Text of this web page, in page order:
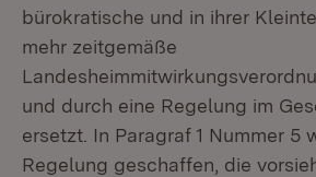
bürokratische und in ihrer
mehr zeitgemäße
und durch eine Regelung im
ersetzt. In Paragraf 1 Nummer 5
Regelung geschaffen, die